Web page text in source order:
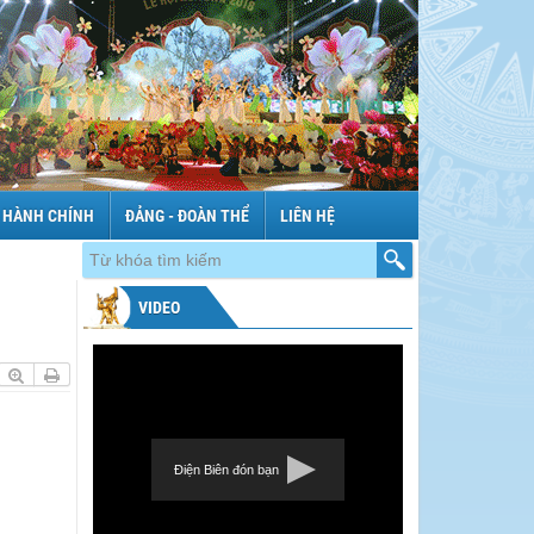
CHÍNH ĐẢNG - ĐOÀN THỂ LIÊN HỆ
VIDEO
Điện Biên đón bạn